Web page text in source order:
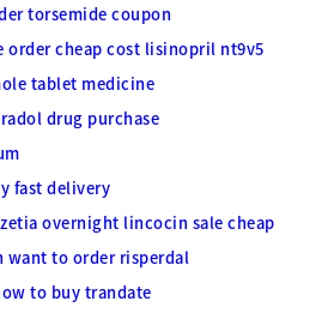
torsemide coupon
order cheap cost lisinopril nt9v5
tablet medicine
drug purchase
fast delivery
overnight lincocin sale cheap
want to order risperdal
to buy trandate